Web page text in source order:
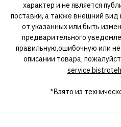
характер и не является
поставки, а также внешний вид
от указанных или быть
предварительного
правильную,ошибочную или
описании товара,
*Взято из